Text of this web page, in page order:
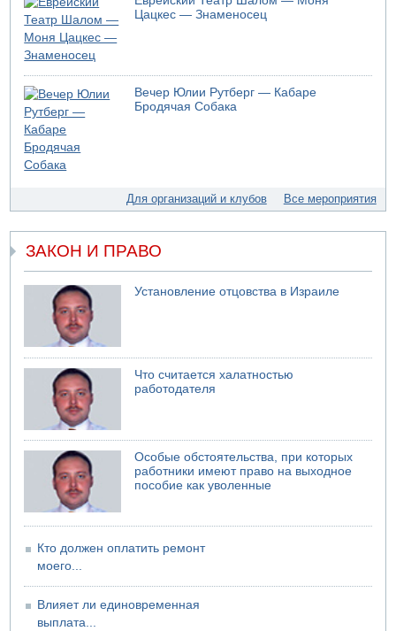
07.08.2026 06:47
Недалеко от Бейт-Шемеша погиб велосипедист
07.08.2026 06:24
06.08.2026 13:43
И еще иранские агенты
06.08.2026 13:13
Арестованы двое подозреваемых в стрельбе по
электрической компании
Возле Кирьят-Арбы пожар на местности
06.08.2026 08:45
Взрыв в Северном Тель-Авиве
06.08.2026 08:11
Украинская атака на российский НПЗ
05.08.2026 18:30
Израиль провел испытания системы противоракетной
обороны "Хец"
МАДА призывает израильтян срочно сдавать кровь
Цацкес — Знаменосец
Вечер Юлии Рутберг — Кабаре
Бродячая Собака
Для организаций и клубов Все мероприятия
ЗАКОН И ПРАВО
Установление отцовства в Израиле
Что считается халатностью
работодателя
Особые обстоятельства, при которых
работники имеют право на выходное
пособие как уволенные
Кто должен оплатить ремонт
моего...
Влияет ли единовременная
выплата...